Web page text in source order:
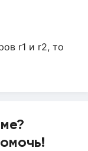
r1 и r2, то